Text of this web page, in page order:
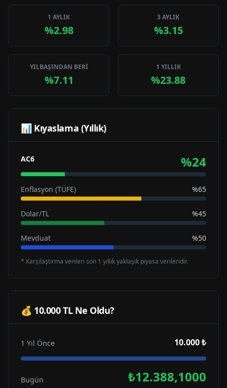
1 AYLIK
%2.98
3 AYLIK
%3.15
YILBAŞINDAN BERİ
%7.11
1 YILLIK
%23.88
📊 Kıyaslama (Yıllık)
AC6 %24
Enflasyon (TÜFE) %65
Dolar/TL %45
Mevduat %50
* Karşılaştırma verileri son 1 yıllık yaklaşık piyasa verileridir.
💰 10.000 TL Ne Oldu?
1 Yıl Önce 10.000 ₺
Bugün ₺12.388,1000